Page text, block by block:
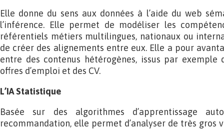
Elle donne du sens aux données à l’aide du web
l’inférence. Elle permet de modéliser les
référentiels métiers multilingues, nationaux ou
de créer des alignements entre eux. Elle a pour
entre des contenus hétérogènes, issus par exemple
offres d’emploi et des CV.
L’IA Statistique
Basée sur des algorithmes d’apprentissage
recommandation, elle permet d’analyser de très gros